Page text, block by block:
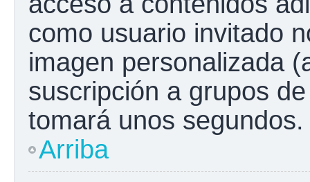
como usuario invitado
imagen personalizada
suscripción a grupos
tomará unos
Arriba